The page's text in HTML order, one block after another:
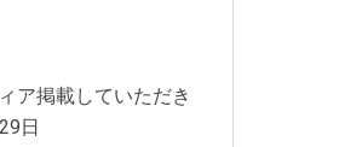
ア掲載していただき
日